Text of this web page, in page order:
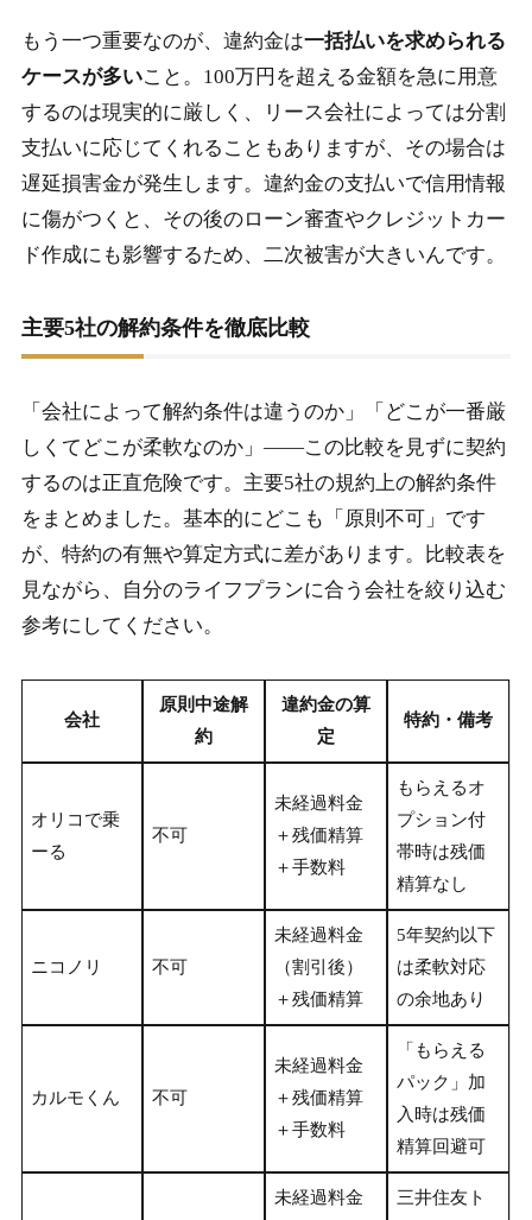
もう一つ重要なのが、違約金は一括払いを求められる
ケースが多いこと。100万円を超える金額を急に用意
するのは現実的に厳しく、リース会社によっては分割
支払いに応じてくれることもありますが、その場合は
遅延損害金が発生します。違約金の支払いで信用情報
に傷がつくと、その後のローン審査やクレジットカー
ド作成にも影響するため、二次被害が大きいんです。
主要5社の解約条件を徹底比較
「会社によって解約条件は違うのか」「どこが一番厳
しくてどこが柔軟なのか」――この比較を見ずに契約
するのは正直危険です。主要5社の規約上の解約条件
をまとめました。基本的にどこも「原則不可」です
が、特約の有無や算定方式に差があります。比較表を
見ながら、自分のライフプランに合う会社を絞り込む
参考にしてください。
会社
原則中途解
約
違約金の算
定
特約・備考
オリコで乗
ーる
不可
未経過料金
＋残価精算
＋手数料
もらえるオ
プション付
帯時は残価
精算なし
ニコノリ 不可
未経過料金
（割引後）
＋残価精算
5年契約以下
は柔軟対応
の余地あり
カルモくん 不可
未経過料金
＋残価精算
＋手数料
「もらえる
パック」加
入時は残価
精算回避可
未経過料金
三井住友ト